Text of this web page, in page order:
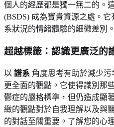
個人的經歷都是獨一無二的。
(BSDS) 成為寶貴資源之處。
系狀況的情緒體驗的細微差別。
超越標籤：認識更廣泛的
以 譜系 角度思考有助於減少
更全面的觀點。它使得識別那
鬱症的嚴格標準，但仍造成顯
緻的觀點對於自我理解以及與
的對話至關重要。了解您的心